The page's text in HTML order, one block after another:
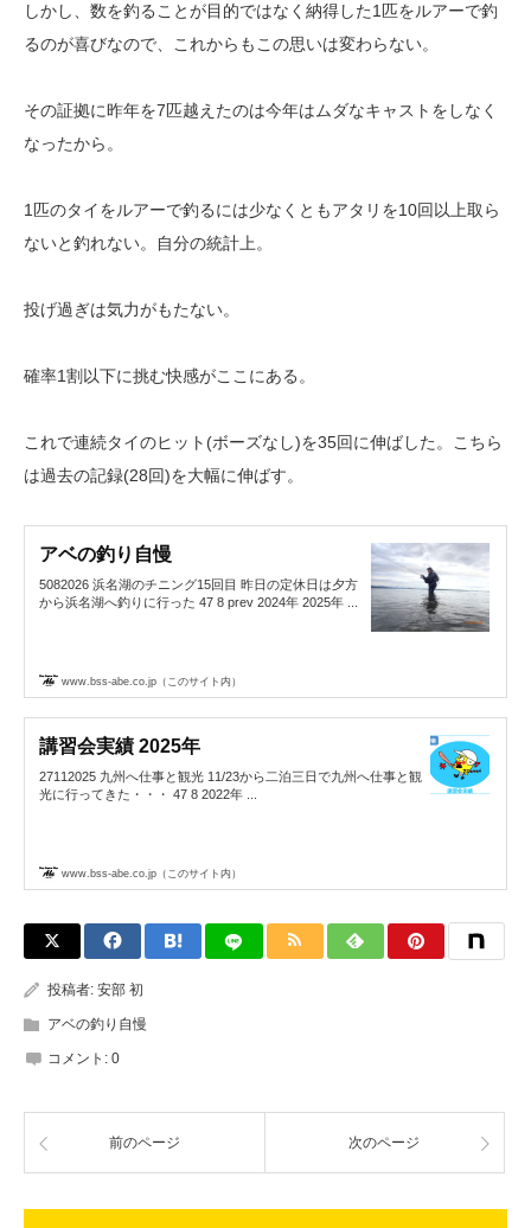
しかし、数を釣ることが目的ではなく納得した1匹をルアーで釣
るのが喜びなので、これからもこの思いは変わらない。
その証拠に昨年を7匹越えたのは今年はムダなキャストをしなく
なったから。
1匹のタイをルアーで釣るには少なくともアタリを10回以上取ら
ないと釣れない。自分の統計上。
投げ過ぎは気力がもたない。
確率1割以下に挑む快感がここにある。
これで連続タイのヒット(ボーズなし)を35回に伸ばした。こちら
は過去の記録(28回)を大幅に伸ばす。
アベの釣り自慢
5082026 浜名湖のチニング15回目 昨日の定休日は夕方
から浜名湖へ釣りに行った 47 8 prev 2024年 2025年 ...
www.bss-abe.co.jp（このサイト内）
講習会実績 2025年
27112025 九州へ仕事と観光 11/23から二泊三日で九州へ仕事と観
光に行ってきた・・・ 47 8 2022年 ...
www.bss-abe.co.jp（このサイト内）
投稿者: 安部 初
アベの釣り自慢
コメント: 0
前のページ 次のページ